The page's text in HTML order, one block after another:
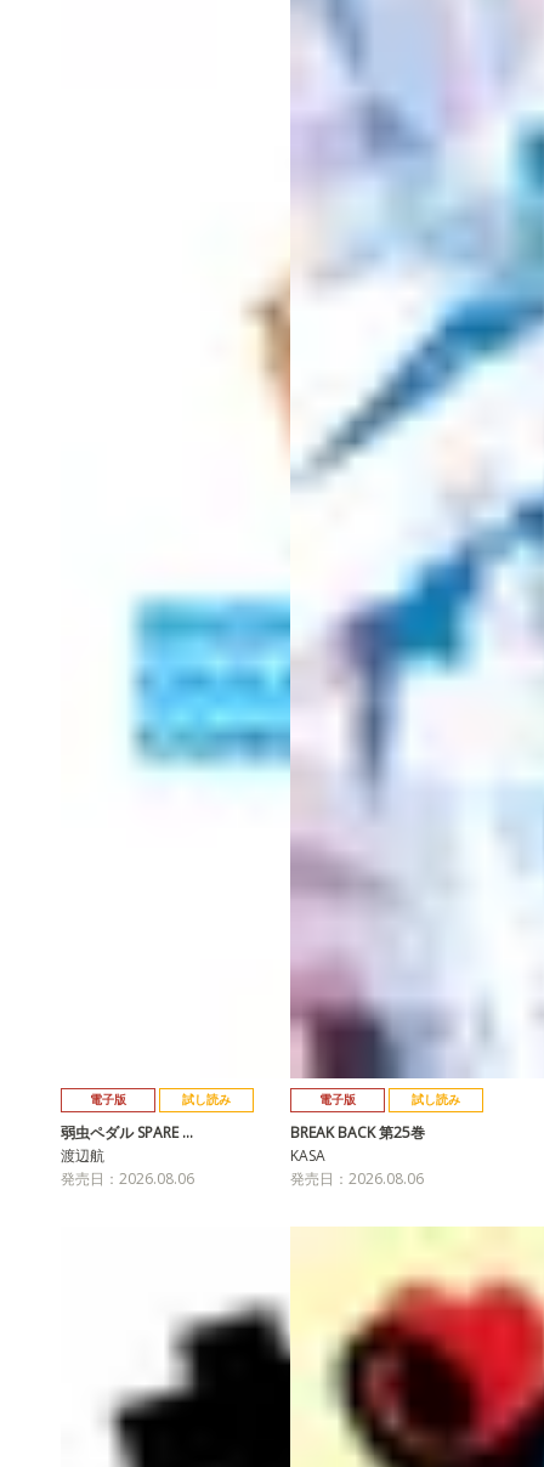
電子版 試し読み
弱虫ペダル SPARE …
渡辺航
発売日：2026.08.06
電子版 試し読み
BREAK BACK 第25巻
KASA
発売日：2026.08.06